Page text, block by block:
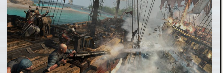
Nordafrika